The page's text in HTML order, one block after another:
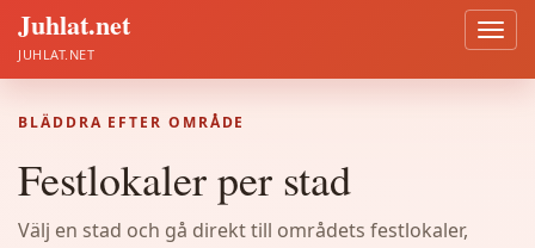
Juhlat.net
JUHLAT.NET
BLÄDDRA EFTER OMRÅDE
Festlokaler per stad
Välj en stad och gå direkt till områdets festlokaler,